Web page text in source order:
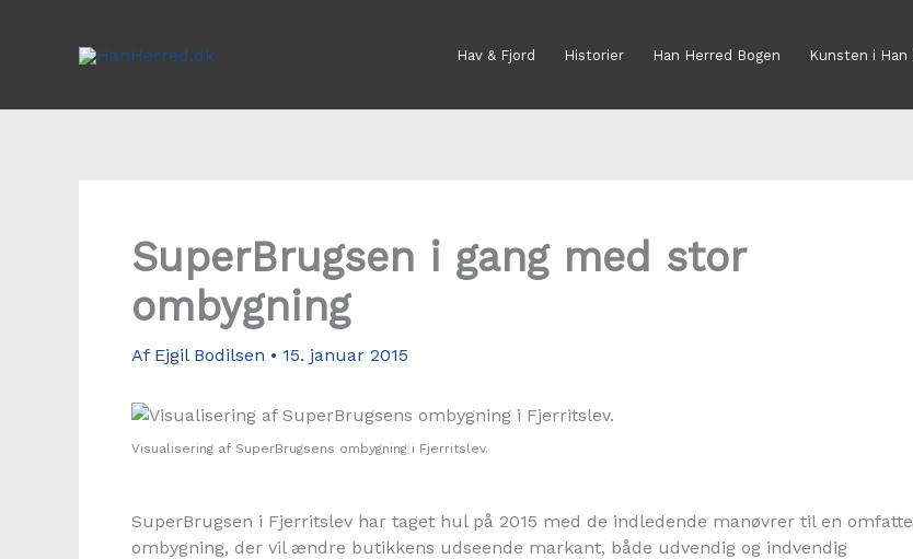
Hav & Fjord Historier Han Herred Bogen Kunsten i Han
SuperBrugsen i gang med stor
ombygning
Af Ejgil Bodilsen • 15. januar 2015
Visualisering af SuperBrugsens ombygning i Fjerritslev.
SuperBrugsen i Fjerritslev har taget hul på 2015 med de indledende manøvrer til en
ombygning, der vil ændre butikkens udseende markant, både udvendig og indvendig